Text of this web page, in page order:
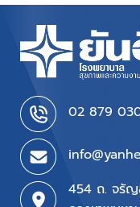
02 879
454 ถ. จรั